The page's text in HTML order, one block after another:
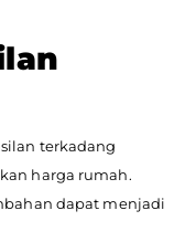
terkadang
harga rumah.
dapat menjadi